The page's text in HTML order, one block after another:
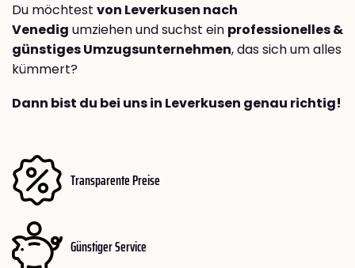
Du möchtest von Leverkusen nach
Venedig umziehen und suchst ein professionelles &
günstiges Umzugsunternehmen, das sich um alles
kümmert?
Dann bist du bei uns in Leverkusen genau richtig!
Transparente Preise
Günstiger Service